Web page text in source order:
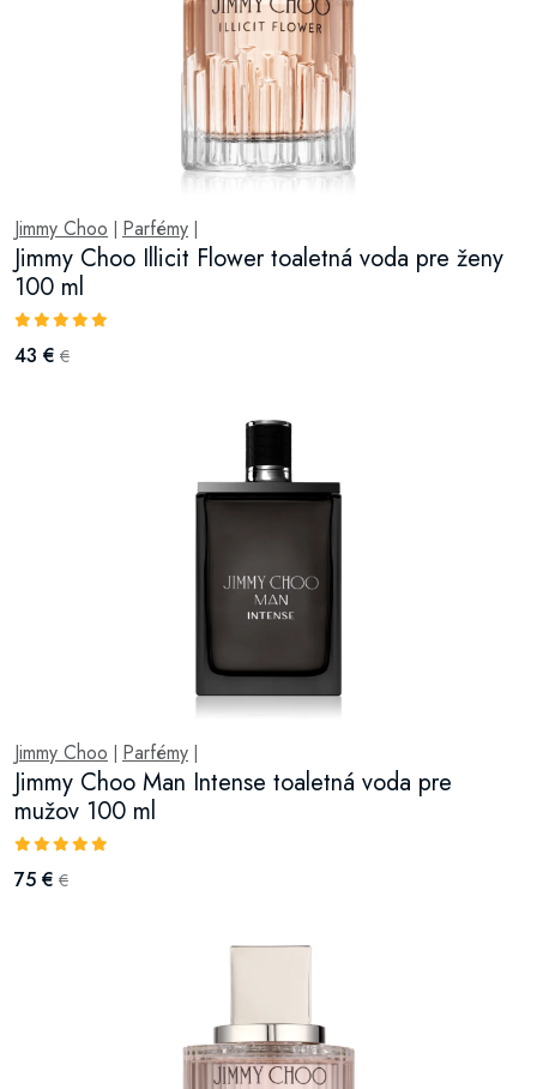
Jimmy Choo Parfémy
Jimmy Choo Illicit Flower toaletná voda pre ženy
100 ml
43 € €
Jimmy Choo Parfémy
Jimmy Choo Man Intense toaletná voda pre
mužov 100 ml
75 € €